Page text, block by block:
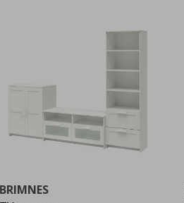
BRIMNES